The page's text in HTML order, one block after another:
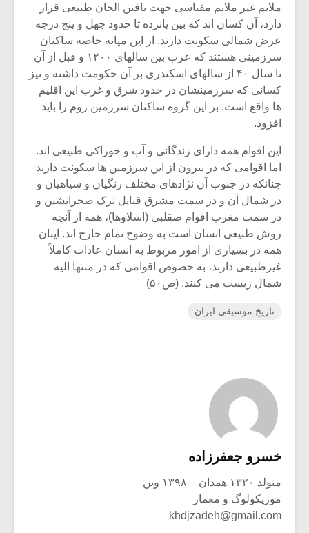
ملایم غیر ملایم مقیاسی جهت یافتن الحان طبیعی قرار
دارد، آن کسان اند که بین پانزده تا حدود چهل و پنج درجه
عرض شمالی سکونت دارند. از این میانه خاصه ساکنان
سرزمینی هستند که عرب بین سالهای ۱۲۰۰ و قبل از آن
تا سال ۴۰ از سالهای اسکندری بر آن حکومت داشته و نیز
کسانی که سرزمینشان در حدود شرق و غرب این اقلیم
ها واقع است. بر این گروه ساکنان سرزمین روم را باید
افزود.
این اقوام همه دارای زندگانی و آب و خوراکی طبیعی اند.
اما اقوامی که در بیرون از این سرزمین ها سکونت دارند
چنانکه در جنوب آن نژادهای مختلف زنگیان و سپاهیان و
در شمال آن و در سمت مشرق قبایل ترک صحرانشین و
در سمت مغرب اقوام صقلبی (اسلاوها)، همه از آنچه
روش طبیعی انسان است به وضوح تمام خارج اند. اینان
همه در بسیاری از امور مربوط به انسان عادات کاملاً
غیرطبیعی دارند، به خصوص اقوامی که در منتها الیه
شمال زیست می کنند. (ص۵۰)
تاریخ موسیقی ایران
خسرو جعفرزاده
متولد ۱۳۲۰ همدان – ۱۳۹۸ وین
موزیکولوگ و معمار
khdjzadeh@gmail.com